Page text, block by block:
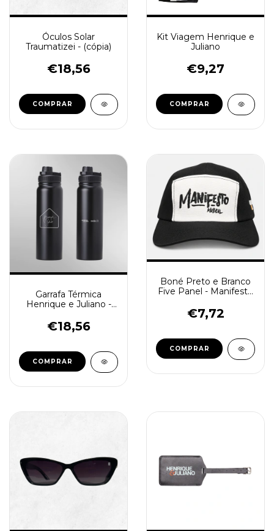
Óculos Solar
Traumatizei - (cópia)
€18,56
COMPRAR
Kit Viagem Henrique e
Juliano
€9,27
Garrafa Térmica
Henrique e Juliano -
€18,56
COMPRAR
Boné Preto e Branco
Five Panel - Manifesto
€7,72